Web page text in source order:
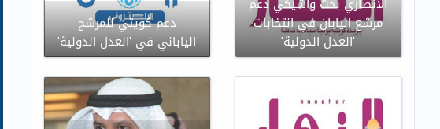
دعم كويتي للمرشح
الياباني في 'العدل الدولية'
مرشع اليابان في انتخابات
'العدل الدولية'